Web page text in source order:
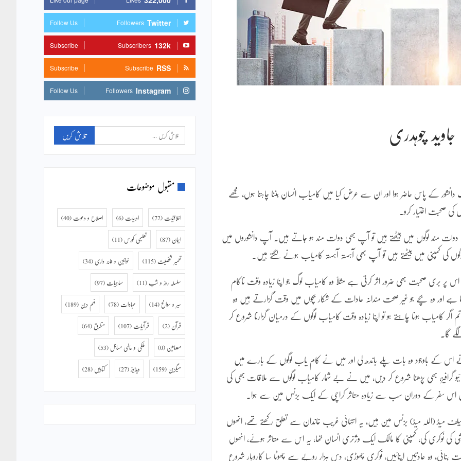
چوہدری
کے پاس حاضر ہوا اور ان سے عرض کیا میں کامیاب انسان بننا چاہتا ہوں، مجھے
کی صحبت اختیار کرو۔
دولت مند لوگوں میں بیٹھتے ہیں تو آپ بھی دولت مند ہو جاتے ہیں۔ آپ دانشوروں میں
کی کمپنی میں بیٹھتے ہیں تو آپ بھی آہستہ آہستہ کامیاب ہونے لگتے ہیں۔
اس پر بری صحبت بھی ضرور اثر کرتی ہے مثلاً وہ کامیاب لوگ جو اپنا زیادہ وقت ناکام
ہے اور وہ بچے جو غیر صحت مندانہ عادات کے شکار بچوں میں وقت گزارتے ہیں وہ
کامیاب ہونا چاہتے ہو تو اپنا زیادہ وقت کامیاب لوگوں کے درمیان گزارنا شروع کر
گا۔
کے باوجود وہ بات پلے باندھ لی اور میں نے کام یاب لوگوں کے بارے میں
گرافیز، بھی پڑھنا شروع کر دیں، میں نے بے شمار کامیاب لوگوں سے ملاقات بھی کی
میں اس سفر کے دوران سب سے زیادہ متاثر کراچی کے ایک بزنس مین سے ہوا۔
میڈ) بزنس مین ہیں، یہ انتہائی غریب خاندان سے تعلق رکھتے تھے، انھوں
کی نوکری کی، کمپنی کا مالک ایک وژنری انسان تھا، یہ اس سے متاثر ہوئے، انھوں
وہ عادتیں اپنائیں، نوکری چھوڑی، دس ہزار روپے سے چھوٹا سا کاروبار شروع
Twitter
Followers
Follow Us
132k
Subscribers
Subscribe
RSS
Subscribe
Subscribe
Instagram
Followers
Follow Us
مقبول موضوعات
اخلاقیات (72) ادبیات (6) اصلاح و دعوت (40)
ایمان (87) تعلیمی کورس (11)
تعمیر شخصیت (115) خواتین و خانہ داری (34)
سلسلہ روز و شب (11) سماجیات (97)
سیر و سوانح(14) عبادات (78) فہم دین (189)
قرآن (2) قرآنیات (107) متفرق (64)
مضامین (0) ملکی و عالمی مسائل (53)
میگزین (159) ویڈیوز (27) کتابیں (28)